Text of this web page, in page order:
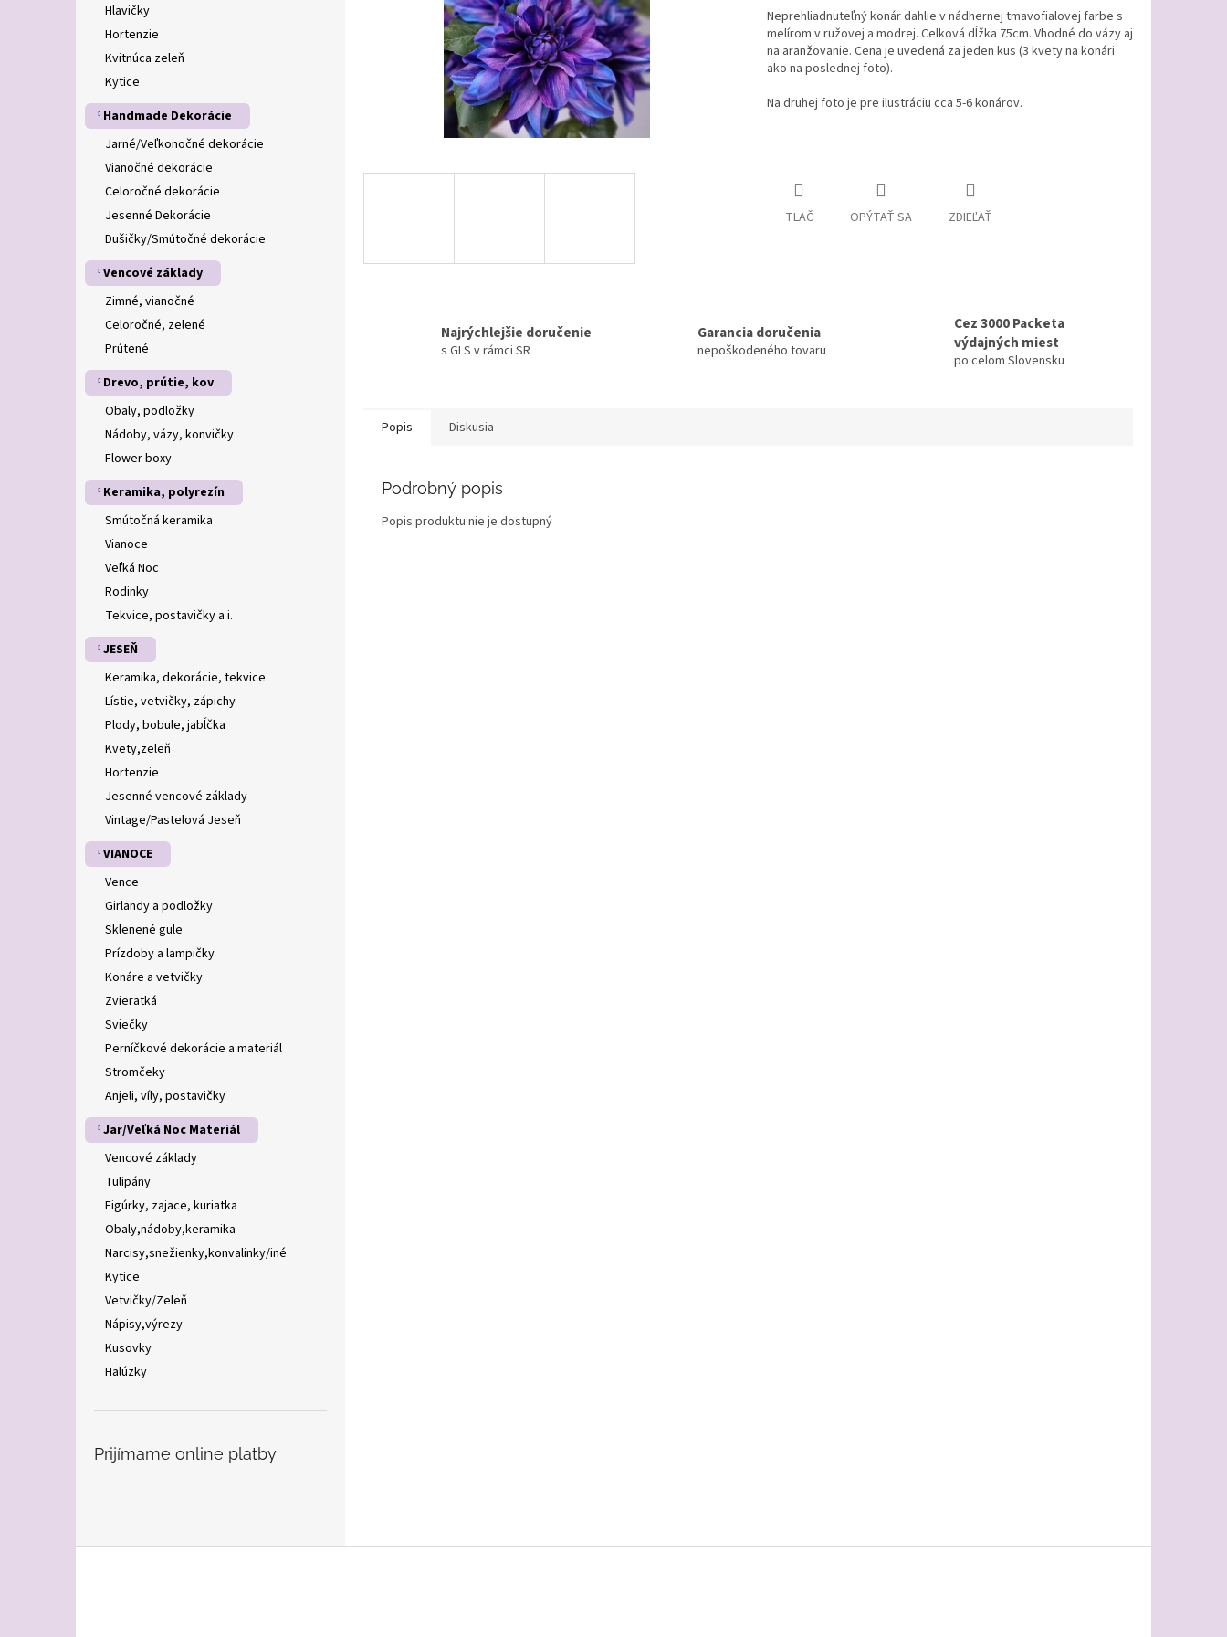
Hlavičky
Hortenzie
Kvitnúca zeleň
Kytice
Handmade Dekorácie
Jarné/Veľkonočné dekorácie
Vianočné dekorácie
Celoročné dekorácie
Jesenné Dekorácie
Dušičky/Smútočné dekorácie
Vencové základy
Zimné, vianočné
Celoročné, zelené
Prútené
Drevo, prútie, kov
Obaly, podložky
Nádoby, vázy, konvičky
Flower boxy
Keramika, polyrezín
Smútočná keramika
Vianoce
Veľká Noc
Rodinky
Tekvice, postavičky a i.
JESEŇ
Keramika, dekorácie, tekvice
Lístie, vetvičky, zápichy
Plody, bobule, jabĺčka
Kvety,zeleň
Hortenzie
Jesenné vencové základy
Vintage/Pastelová Jeseň
VIANOCE
Vence
Girlandy a podložky
Sklenené gule
Prízdoby a lampičky
Konáre a vetvičky
Zvieratká
Sviečky
Perníčkové dekorácie a materiál
Stromčeky
Anjeli, víly, postavičky
Jar/Veľká Noc Materiál
Vencové základy
Tulipány
Figúrky, zajace, kuriatka
Obaly,nádoby,keramika
Narcisy,snežienky,konvalinky/iné
Kytice
Vetvičky/Zeleň
Nápisy,výrezy
Kusovky
Halúzky
Prijímame online platby
Neprehliadnuteľný konár dahlie v nádhernej tmavofialovej farbe s
melírom v ružovej a modrej. Celková dĺžka 75cm. Vhodné do vázy aj
na aranžovanie. Cena je uvedená za jeden kus (3 kvety na konári
ako na poslednej foto).
Na druhej foto je pre ilustráciu cca 5-6 konárov.
TLAČ OPÝTAŤ SA ZDIEĽAŤ
Najrýchlejšie doručenie
s GLS v rámci SR
Garancia doručenia
nepoškodeného tovaru
Cez 3000 Packeta
výdajných miest
po celom Slovensku
Popis Diskusia
Podrobný popis
Popis produktu nie je dostupný